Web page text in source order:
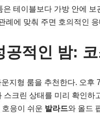
테이블보다 가방 안에
례에 맞춰 주면 호의적인
적인 밤:
지형 룸을 추천한다. 오
크린 상태를 미리 확인
응이 쉬운 발라드와 올드